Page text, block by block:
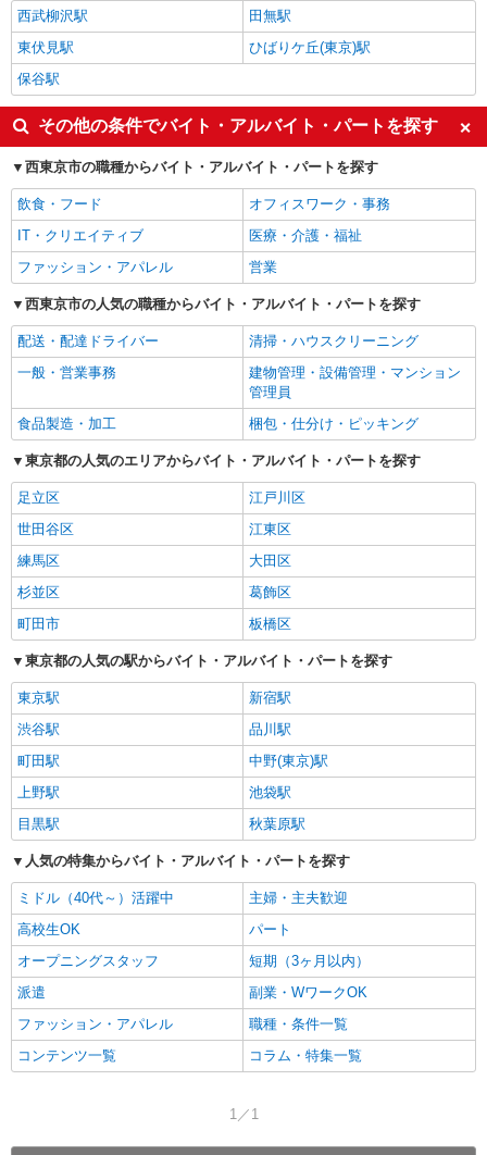
西武柳沢駅
田無駅
東伏見駅
ひばりケ丘(東京)駅
保谷駅
その他の条件でバイト・アルバイト・パートを探す
西東京市の職種からバイト・アルバイト・パートを探す
飲食・フード
オフィスワーク・事務
IT・クリエイティブ
医療・介護・福祉
ファッション・アパレル
営業
西東京市の人気の職種からバイト・アルバイト・パートを探す
配送・配達ドライバー
清掃・ハウスクリーニング
一般・営業事務
建物管理・設備管理・マンション
管理員
食品製造・加工
梱包・仕分け・ピッキング
東京都の人気のエリアからバイト・アルバイト・パートを探す
足立区
江戸川区
世田谷区
江東区
練馬区
大田区
杉並区
葛飾区
町田市
板橋区
東京都の人気の駅からバイト・アルバイト・パートを探す
東京駅
新宿駅
渋谷駅
品川駅
町田駅
中野(東京)駅
上野駅
池袋駅
目黒駅
秋葉原駅
人気の特集からバイト・アルバイト・パートを探す
ミドル（40代～）活躍中
主婦・主夫歓迎
高校生OK
パート
オープニングスタッフ
短期（3ヶ月以内）
派遣
副業・WワークOK
ファッション・アパレル
職種・条件一覧
コンテンツ一覧
コラム・特集一覧
1／1